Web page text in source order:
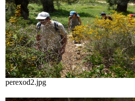
perexod2.jpg